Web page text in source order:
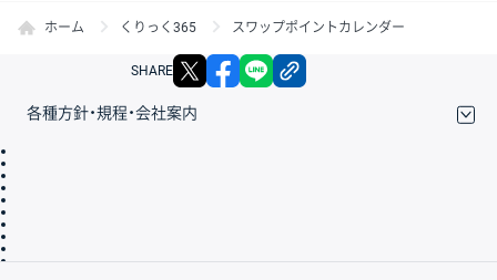
ホーム くりっく365 スワップポイントカレンダー
SHARE X facebook
各種方針・規程・会社案内
会社案内